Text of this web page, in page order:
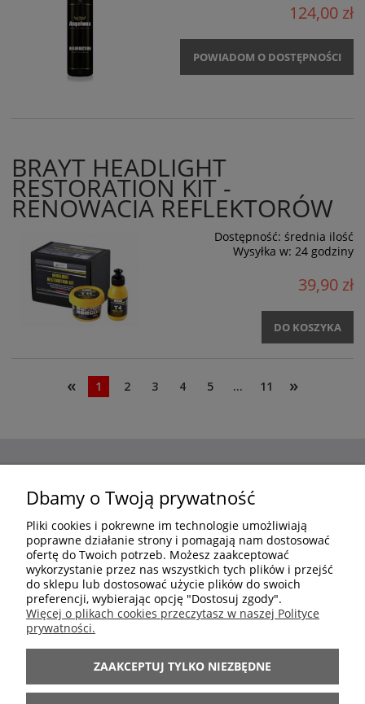
124,00 zł
POWIADOM O DOSTĘPNOŚCI
BRAYT HEADLIGHT
RESTORATION KIT -
RENOWACJA REFLEKTORÓW
Dostępność: średnia ilość
Wysyłka w: 24 godziny
39,90 zł
DO KOSZYKA
« 1 2 3 4 5 ... 11 »
POMOC
MOJE KONTO
Dbamy o Twoją prywatność
Pliki cookies i pokrewne im technologie umożliwiają
poprawne działanie strony i pomagają nam dostosować
ofertę do Twoich potrzeb. Możesz zaakceptować
wykorzystanie przez nas wszystkich tych plików i przejść
do sklepu lub dostosować użycie plików do swoich
preferencji, wybierając opcję "Dostosuj zgody".
Więcej o plikach cookies przeczytasz w naszej Polityce
prywatności.
ZAAKCEPTUJ TYLKO NIEZBĘDNE